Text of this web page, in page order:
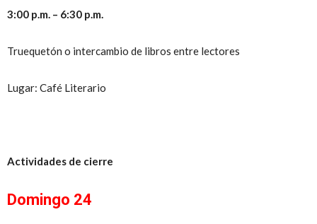
3:00 p.m. – 6:30 p.m.
Truequetón o intercambio de libros entre lectores
Lugar: Café Literario
Actividades de cierre
Domingo 24